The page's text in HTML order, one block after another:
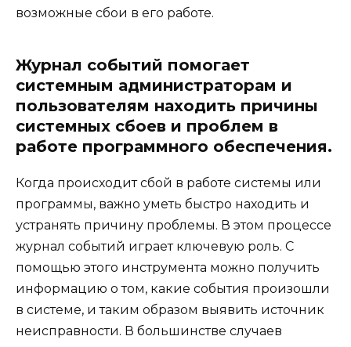
возможные сбои в его работе.
Журнал событий помогает
системным администраторам и
пользователям находить причины
системных сбоев и проблем в
работе программного обеспечения.
Когда происходит сбой в работе системы или
программы, важно уметь быстро находить и
устранять причину проблемы. В этом процессе
журнал событий играет ключевую роль. С
помощью этого инструмента можно получить
информацию о том, какие события произошли
в системе, и таким образом выявить источник
неисправности. В большинстве случаев